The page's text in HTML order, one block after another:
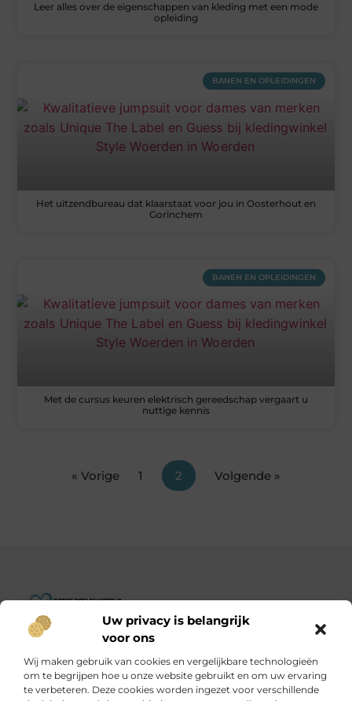
Uw privacy is belangrijk
voor ons
Wij maken gebruik van cookies en vergelijkbare technologieën
om te begrijpen hoe u onze website gebruikt en om uw ervaring
te verbeteren. Deze cookies worden ingezet voor verschillende
Leer alles over de eigenschappen van kleding met een mode
opleiding
BANEN EN OPLEIDINGEN
Het uitzendbureau dat klaarstaat voor jou in Oosterhout en
Gorinchem
BANEN EN OPLEIDINGEN
Met de cursus keuren elektrisch gereedschap vergaart u
nuttige kennis
« Vorige 1 2 Volgende »
Goededoelenwereld.nl – Verhalen die inspireren, impact die
Ontdek een diverse verzameling blogs en artikelen over
initiatieven die de wereld een stukje beter maken.